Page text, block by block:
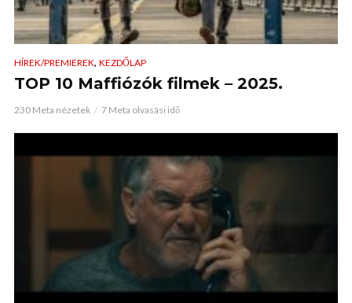
HÍREK/PREMIEREK, KEZDŐLAP
TOP 10 Maffiózók filmek – 2025.
230 Meta nézetek 7 Meta olvasási idő